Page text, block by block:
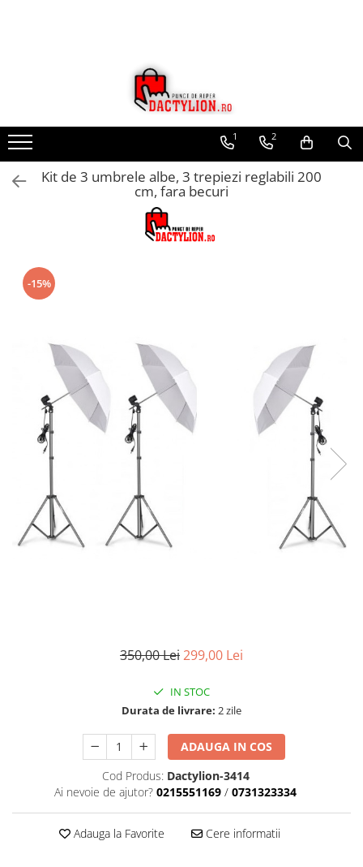
1 2
Kit de 3 umbrele albe, 3 trepiezi reglabili 200
cm, fara becuri
-15%
350,00 Lei299,00 Lei
IN STOC
Durata de livrare: 2 zile
ADAUGA IN COS
Cod Produs: Dactylion-3414
Ai nevoie de ajutor? 0215551169 / 0731323334
Adauga la Favorite Cere informatii